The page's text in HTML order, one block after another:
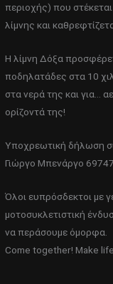
περιοχής) που
λίμνης και
Η λίμνη Δόξα
ποδηλατάδες στα 10
στα νερά της και για…
ορίζοντά της!
Υποχρεωτική δήλωση
Γιώργο Μπενάργο
Όλοι ευπρόσδεκτοι με
μοτοσυκλετιστική
να περάσουμε όμορφα.
Come together! Make